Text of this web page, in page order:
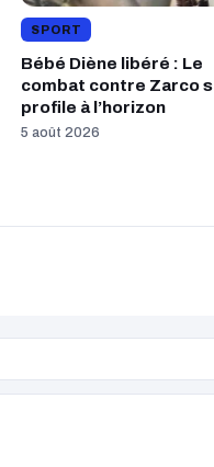
SPORT
Bébé Diène libéré : Le
combat contre Zarco
profile à l’horizon
5 août 2026